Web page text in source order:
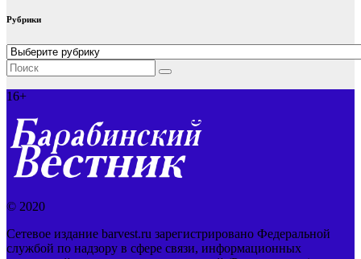
Рубрики
Рубрики
16+
© 2020
Сетевое издание barvest.ru зарегистрировано Федеральной
службой по надзору в сфере связи, информационных